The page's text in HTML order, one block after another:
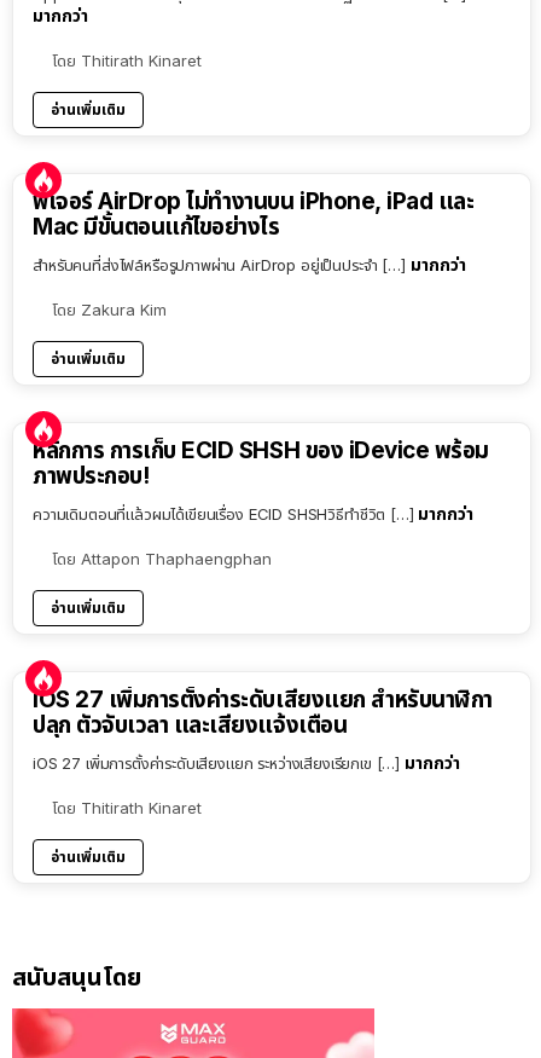
มากกว่า
โดย Thitirath Kinaret
อ่านเพิ่มเติม
ฟีเจอร์ AirDrop ไม่ทำงานบน iPhone, iPad และ
Mac มีขั้นตอนแก้ไขอย่างไร
สำหรับคนที่ส่งไฟล์หรือรูปภาพผ่าน AirDrop อยู่เป็นประจำ […] มากกว่า
โดย Zakura Kim
อ่านเพิ่มเติม
หลักการ การเก็บ ECID SHSH ของ iDevice พร้อม
ภาพประกอบ!
ความเดิมตอนที่แล้วผมได้เขียนเรื่อง ECID SHSHวิธีทำชีวิต […] มากกว่า
โดย Attapon Thaphaengphan
อ่านเพิ่มเติม
iOS 27 เพิ่มการตั้งค่าระดับเสียงแยก สำหรับนาฬิกา
ปลุก ตัวจับเวลา และเสียงแจ้งเตือน
iOS 27 เพิ่มการตั้งค่าระดับเสียงแยก ระหว่างเสียงเรียกเข […] มากกว่า
โดย Thitirath Kinaret
อ่านเพิ่มเติม
สนับสนุนโดย